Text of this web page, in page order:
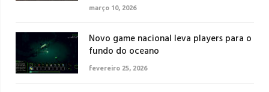
março 10, 2026
Novo game nacional leva players para o
fundo do oceano
fevereiro 25, 2026